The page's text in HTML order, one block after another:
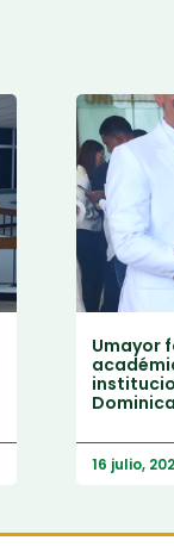
Umayor
16 julio,